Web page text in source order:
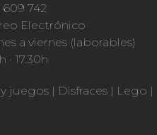
742
Electrónico
a viernes (laborables)
· 17.30h
juegos | Disfraces | Lego |